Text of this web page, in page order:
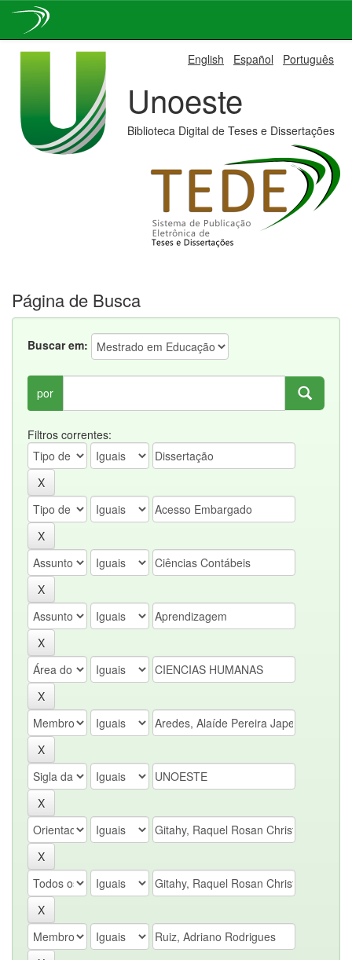
English Español Português
Unoeste
Biblioteca Digital de Teses e Dissertações
Página de Busca
Buscar em:
por
Filtros correntes: